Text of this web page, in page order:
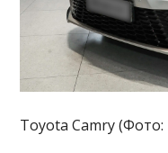
Toyota Camry (Фото: